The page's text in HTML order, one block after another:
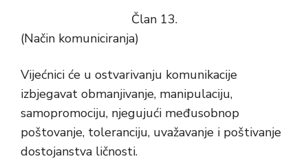
Član 13.
(Način komuniciranja)
Vijećnici će u ostvarivanju komunikacije
izbjegavat obmanjivanje, manipulaciju,
samopromociju, njegujući međusobnop
poštovanje, toleranciju, uvažavanje i poštivanje
dostojanstva ličnosti.